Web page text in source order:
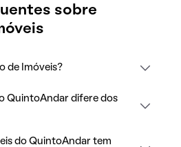
sobre
de Imóveis?
QuintoAndar difere dos
do QuintoAndar tem